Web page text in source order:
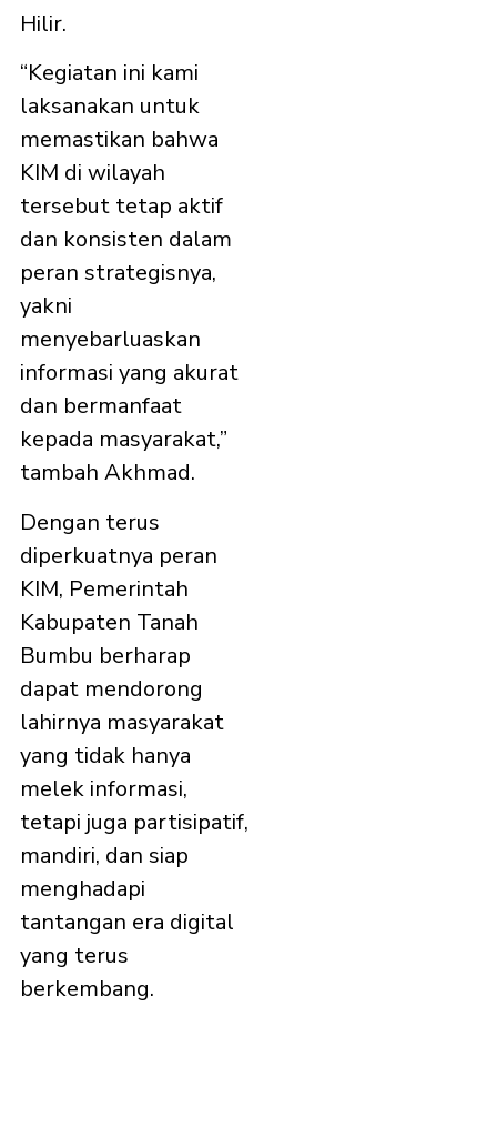
Hilir.
“Kegiatan ini kami
laksanakan untuk
memastikan bahwa
KIM di wilayah
tersebut tetap aktif
dan konsisten dalam
peran strategisnya,
yakni
menyebarluaskan
informasi yang akurat
dan bermanfaat
kepada masyarakat,”
tambah Akhmad.
Dengan terus
diperkuatnya peran
KIM, Pemerintah
Kabupaten Tanah
Bumbu berharap
dapat mendorong
lahirnya masyarakat
yang tidak hanya
melek informasi,
tetapi juga partisipatif,
mandiri, dan siap
menghadapi
tantangan era digital
yang terus
berkembang.